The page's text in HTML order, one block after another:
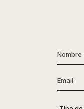
Nombre
Email
Tipo